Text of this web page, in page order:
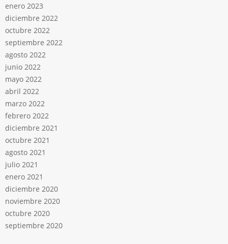
enero 2023
diciembre 2022
octubre 2022
septiembre 2022
agosto 2022
junio 2022
mayo 2022
abril 2022
marzo 2022
febrero 2022
diciembre 2021
octubre 2021
agosto 2021
julio 2021
enero 2021
diciembre 2020
noviembre 2020
octubre 2020
septiembre 2020